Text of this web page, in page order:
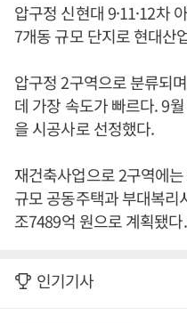
압구정 신현대 9·11·12차
7개동 규모 단지로 현대산
압구정 2구역으로 분류되
데 가장 속도가 빠르다. 9
을 시공사로 선정했다.
재건축사업으로 2구역에
규모 공동주택과 부대복
조7489억 원으로 계획됐
인기기사